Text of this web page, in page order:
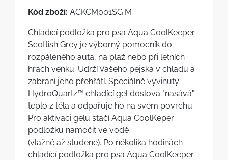
Kód zboží: ACKCM001SG M
Chladící podložka pro psa Aqua CoolKeeper
Scottish Grey je výborný pomocník do
rozpáleného auta, na pláž nebo při letních
hrách venku. Udrží Vašeho pejska v chladu a
zabrání jeho přehřátí. Speciálně vyvinutý
HydroQuartz™ chladící gel doslova "nasává"
teplo z těla a odpařuje ho na svém povrchu.
Pro aktivaci gelu stačí Aqua CoolKeper
podložku namočit ve vodě
(vlažné až studené). Po několika hodinách
chladící podložka pro psa Aqua CoolKeeper